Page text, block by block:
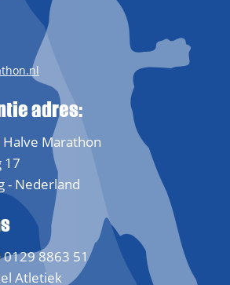
adres:
Marathon
17
- Nederland
0129 8863 51
Atletiek